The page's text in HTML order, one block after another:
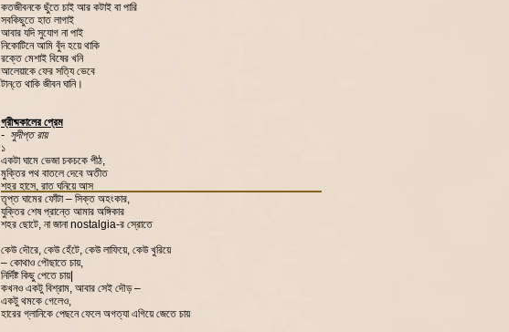
কতজীবনকে ছুঁতে চাই আর কটাই বা পারি
সবকিছুতে হাত লাগাই
আবার যদি সুযোগ না পাই
নিকোটিনে আমি বুঁদ হয়ে থাকি
রক্তে মেশাই বিষের খনি
আলেয়াকে ফের সত্যি ভেবে
টান্‌তে থাকি জীবন ঘানি।
গ্রীষ্মকালের প্রেম
- সুদীপ্ত রায়
১
একটা ঘামে ভেজা চকচকে পীঠ,
মুক্তির পথ বাতলে দেবে অতীত
শহর হাসে, রাত ঘনিয়ে আস
তৃপ্ত ঘামের ফোঁটা – সিক্ত অহংকার,
যুক্তির শেষ প্রান্তে আমার অঙ্গিকার
শহর ছোটে, না জানা nostalgia-র স্রোতে
কেউ দৌরে, কেউ হেঁটে, কেউ লাফিয়ে, কেউ খুরিয়ে
– কোথাও পৌছাতে চায়,
নির্দিষ্ট কিছু পেতে চায়|
কখনও একটু বিশ্রাম, আবার সেই দৌড় –
একটু থমকে গেলেও,
হারের গ্লানিকে পেছনে ফেলে অগত্যা এগিয়ে জেতে চায়